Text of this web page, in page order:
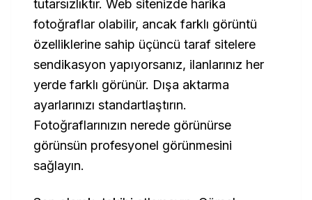
tutarsızlıktır. Web sitenizde harika
fotoğraflar olabilir, ancak farklı görüntü
özelliklerine sahip üçüncü taraf sitelere
sendikasyon yapıyorsanız, ilanlarınız her
yerde farklı görünür. Dışa aktarma
ayarlarınızı standartlaştırın.
Fotoğraflarınızın nerede görünürse
görünsün profesyonel görünmesini
sağlayın.